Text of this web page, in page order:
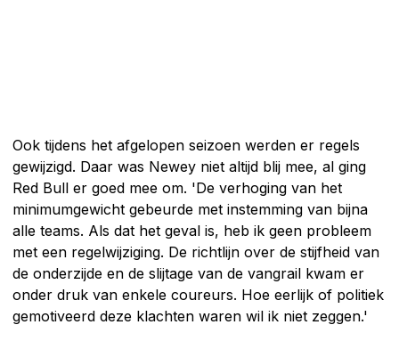
Ook tijdens het afgelopen seizoen werden er regels
gewijzigd. Daar was Newey niet altijd blij mee, al ging
Red Bull er goed mee om. 'De verhoging van het
minimumgewicht gebeurde met instemming van bijna
alle teams. Als dat het geval is, heb ik geen probleem
met een regelwijziging. De richtlijn over de stijfheid van
de onderzijde en de slijtage van de vangrail kwam er
onder druk van enkele coureurs. Hoe eerlijk of politiek
gemotiveerd deze klachten waren wil ik niet zeggen.'